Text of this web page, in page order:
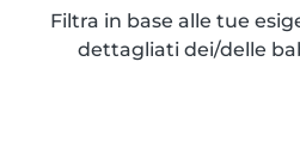
Filtra in base alle tue
dettagliati dei/delle